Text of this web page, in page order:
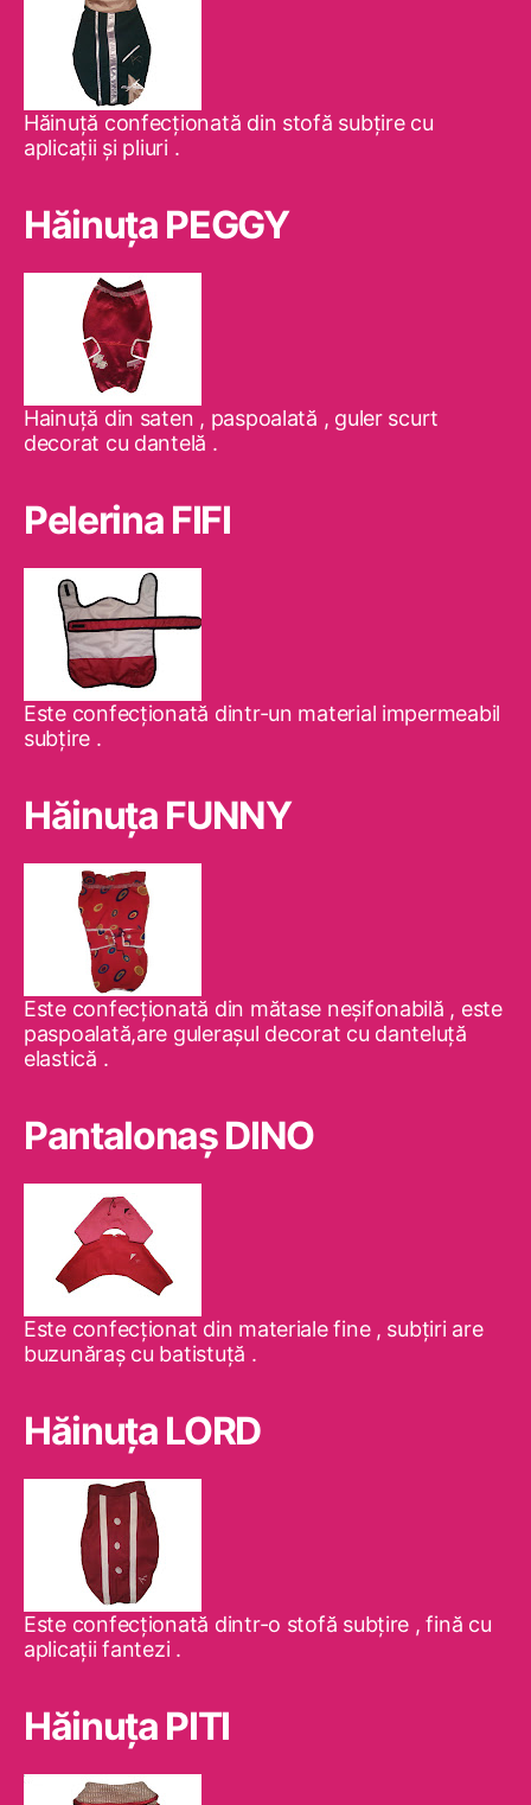
Hăinuţă confecţionată din stofă subţire cu
aplicaţii şi pliuri .
Hăinuţa PEGGY
Hainuţă din saten , paspoalată , guler scurt
decorat cu dantelă .
Pelerina FIFI
Este confecţionată dintr-un material impermeabil
subţire .
Hăinuţa FUNNY
Este confecţionată din mătase neşifonabilă , este
paspoalată,are guleraşul decorat cu danteluţă
elastică .
Pantalonaş DINO
Este confecţionat din materiale fine , subţiri are
buzunăraş cu batistuţă .
Hăinuţa LORD
Este confecţionată dintr-o stofă subţire , fină cu
aplicaţii fantezi .
Hăinuţa PITI